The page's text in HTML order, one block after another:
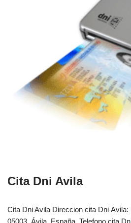
Cita Dni Avila
Cita Dni Avila Direccion cita Dni
05003, Ávila, España. Telefono cita